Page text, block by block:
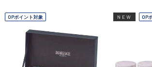
OPポイント対象 NEW OP